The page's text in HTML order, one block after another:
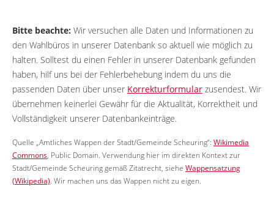
Bitte beachte: Wir versuchen alle Daten und Informationen zu
den Wahlbüros in unserer Datenbank so aktuell wie möglich zu
halten. Solltest du einen Fehler in unserer Datenbank gefunden
haben, hilf uns bei der Fehlerbehebung indem du uns die
passenden Daten über unser Korrekturformular zusendest. Wir
übernehmen keinerlei Gewähr für die Aktualität, Korrektheit und
Vollständigkeit unserer Datenbankeinträge.
Quelle „Amtliches Wappen der Stadt/Gemeinde Scheuring“: Wikimedia
Commons, Public Domain. Verwendung hier im direkten Kontext zur
Stadt/Gemeinde Scheuring gemäß Zitatrecht, siehe Wappensatzung
(Wikipedia). Wir machen uns das Wappen nicht zu eigen.